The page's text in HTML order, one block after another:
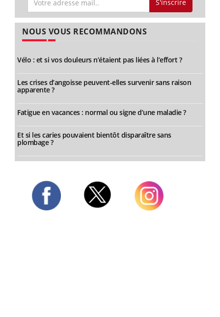
S'inscrire
NOUS VOUS RECOMMANDONS
Vélo : et si vos douleurs n’étaient pas liées à l’effort ?
Les crises d’angoisse peuvent-elles survenir sans raison
apparente ?
Fatigue en vacances : normal ou signe d’une maladie ?
Et si les caries pouvaient bientôt disparaître sans
plombage ?